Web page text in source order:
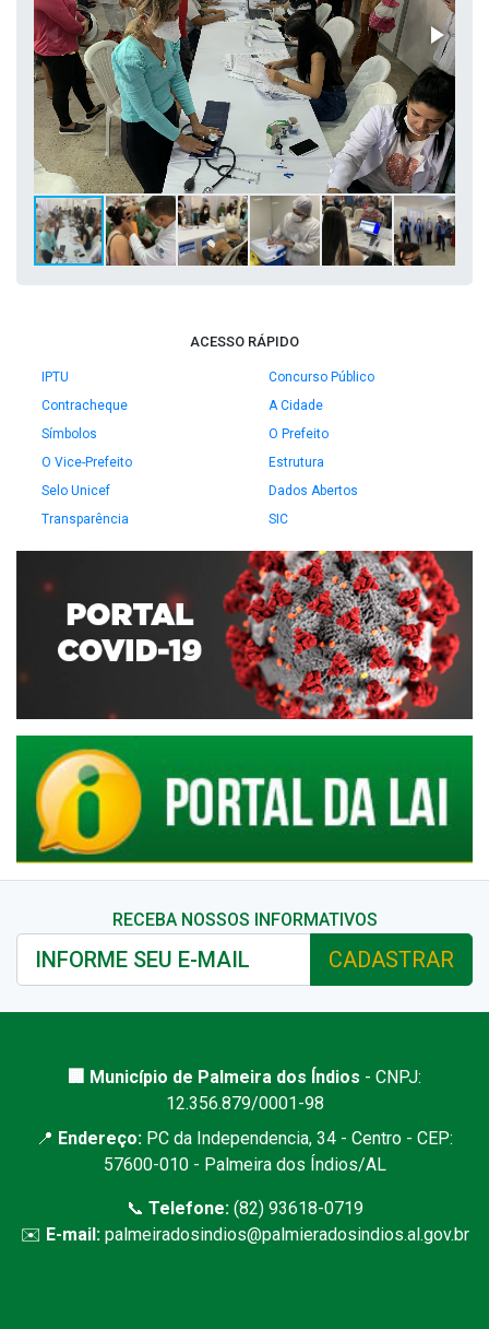
ACESSO RÁPIDO
IPTU
Concurso Público
Contracheque
A Cidade
Símbolos
O Prefeito
O Vice-Prefeito
Estrutura
Selo Unicef
Dados Abertos
Transparência
SIC
RECEBA NOSSOS INFORMATIVOS
CADASTRAR
🏢 Município de Palmeira dos Índios - CNPJ:
12.356.879/0001-98
📍 Endereço: PC da Independencia, 34 - Centro - CEP:
57600-010 - Palmeira dos Índios/AL
📞 Telefone:(82) 93618-0719
✉️ E-mail: palmeiradosindios@palmieradosindios.al.gov.br